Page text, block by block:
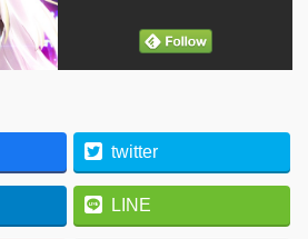
twitter
LINE